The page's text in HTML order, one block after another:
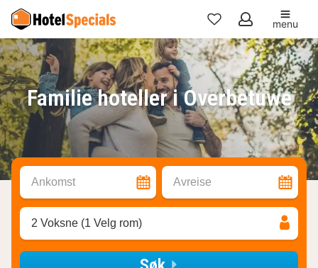
Mine
favoritter
menu
Familie hoteller i Overbetuwe
Ankomst Avreise
2 Voksne (1 Velg rom)